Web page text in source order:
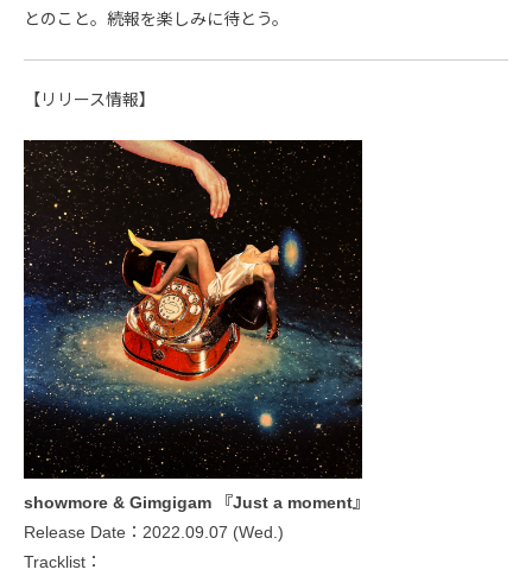
とのこと。続報を楽しみに待とう。
【リリース情報】
showmore & Gimgigam 『Just a moment』
Release Date：2022.09.07 (Wed.)
Tracklist：